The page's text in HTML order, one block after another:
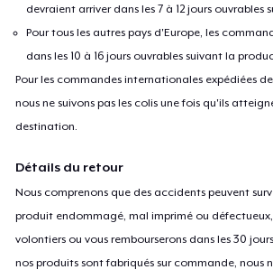
devraient arriver dans les 7 à 12 jours ouvrables
Pour tous les autres pays d'Europe, les
dans les 10 à 16 jours ouvrables suivant la
Pour les commandes internationales expédiées
nous ne suivons pas les colis une fois qu'ils
destination.
Détails du retour
Nous comprenons que des accidents peuvent
produit endommagé, mal imprimé ou
volontiers ou vous rembourserons dans les 30
nos produits sont fabriqués sur commande, nous